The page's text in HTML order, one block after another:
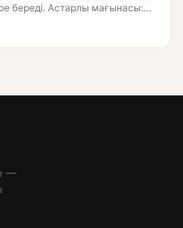
береді. Астарлы мағынасы:
—